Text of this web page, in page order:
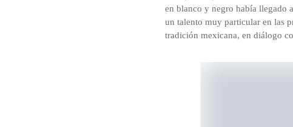
en blanco y negro había llegado
un talento muy particular en las
tradición mexicana, en diálogo